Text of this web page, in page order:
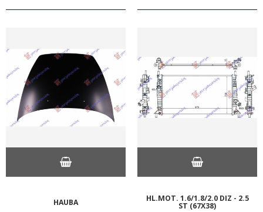
HAUBA HL.MOT. 1.6/1.8/2.0 DIZ - 2.5
ST (67X38)